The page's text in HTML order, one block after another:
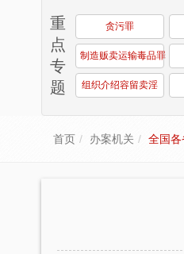
重
点
专
题
贪污罪
制造贩卖运输毒品罪
组织介绍容留卖淫
首页 办案机关 全国各